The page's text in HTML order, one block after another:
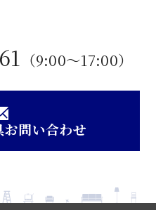
（9:00〜17:00）
お問い合わせ